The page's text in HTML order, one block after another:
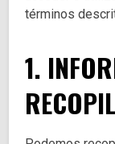
términos
1.